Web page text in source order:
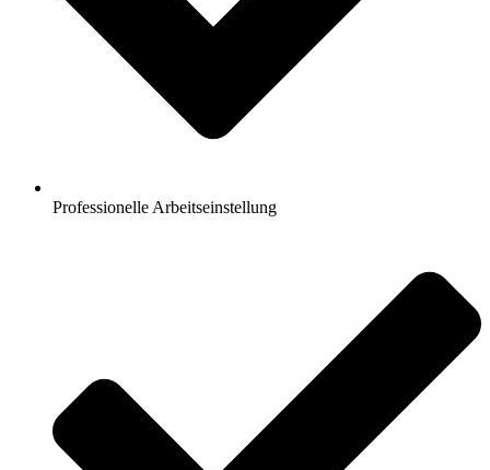
Professionelle Arbeitseinstellung